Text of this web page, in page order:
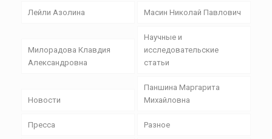
Лейли Азолина Масин Николай Павлович
Милорадова Клавдия
Александровна
Научные и
исследовательские
статьи
Новости
Паншина Маргарита
Михайловна
Пресса Разное